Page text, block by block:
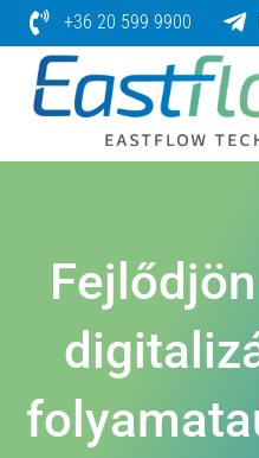
Skip
to
content
+36 20 599 9900